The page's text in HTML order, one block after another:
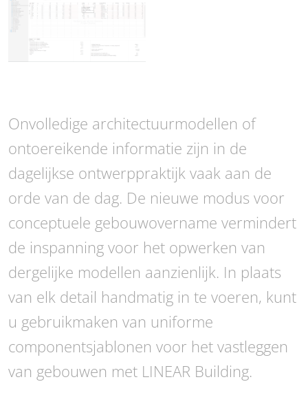
Onvolledige architectuurmodellen of
ontoereikende informatie zijn in de
dagelijkse ontwerppraktijk vaak aan de
orde van de dag. De nieuwe modus voor
conceptuele gebouwovername vermindert
de inspanning voor het opwerken van
dergelijke modellen aanzienlijk. In plaats
van elk detail handmatig in te voeren, kunt
u gebruikmaken van uniforme
componentsjablonen voor het vastleggen
van gebouwen met LINEAR Building.